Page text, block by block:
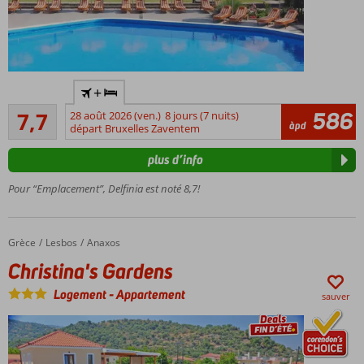
plage de
sable de
Molyvos
chambres
d'hôtel de
traditionnel
Piscine
avec vue
magnifique
7,7
Bon
83
commentaires
+
28 août 2026 (ven.) 8 jours (7 nuits)
départ Bruxelles Zaventem
àpd 586
Pour “Emplacement”, Delfinia est noté 8,7!
plus d’info
Accueil
Grèce Lesbos Anaxos
Christina's Gardens
Christina's Gardens
Logement-Appartement sauver